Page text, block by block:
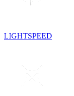
LIGHTSPEED